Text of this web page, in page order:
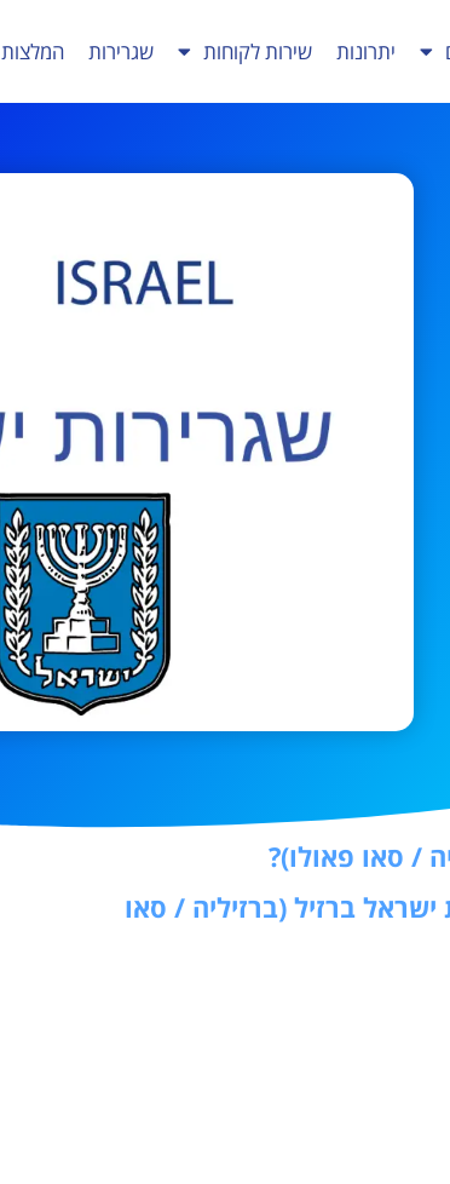
יתרונות שירות לקוחות שגרירות המלצות
/ סאו פאולו)?
ברזיל (ברזיליה / סאו